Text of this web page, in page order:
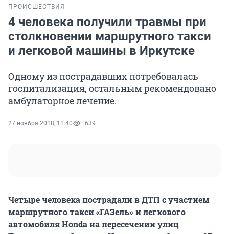
ПРОИСШЕСТВИЯ
4 человека получили травмы при
столкновении маршрутного такси
и легковой машины в Иркутске
Одному из пострадавших потребовалась
госпитализация, остальным рекомендовано
амбулаторное лечение.
27 ноября 2018, 11:40 639
Четыре человека пострадали в ДТП с участием
маршрутного такси «ГАЗель» и легкового
автомобиля Honda на пересечении улиц